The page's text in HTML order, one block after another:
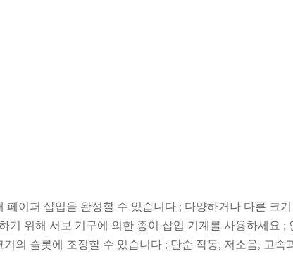
이퍼 삽입을 완성할 수 있습니다 ; 다양하거나 다른 크
위해 서보 기구에 의한 종이 삽입 기계를 사용하세요 ;
의 슬롯에 조정할 수 있습니다 ; 단순 작동, 저소음, 고속